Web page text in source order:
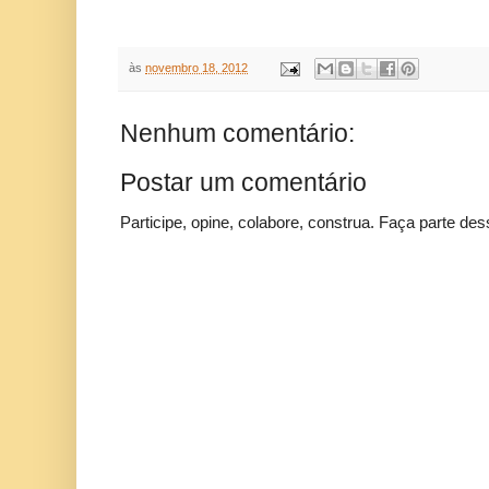
às novembro 18, 2012
Nenhum comentário:
Postar um comentário
Participe, opine, colabore, construa. Faça parte